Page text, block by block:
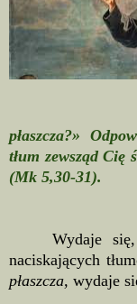
płaszcza?»
tłum zewsząd Cię
(Mk 5,30-31).
Wydaje się,
naciskających
płaszcza, wydaje